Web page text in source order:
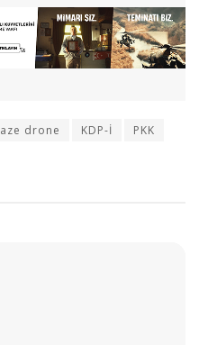
drone KDP-İ
PKK